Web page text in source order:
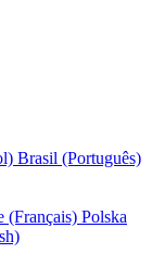
Brasil (Português)
(Français) Polska